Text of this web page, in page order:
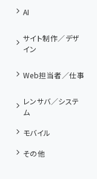
AI
サイト制作／デザ
イン
Web担当者／仕事
レンサバ／システ
ム
モバイル
その他